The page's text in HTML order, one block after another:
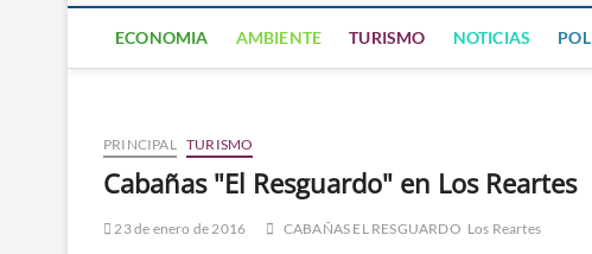
ECONOMIA AMBIENTE TURISMO NOTICIAS
PRINCIPAL TURISMO
Cabañas "El Resguardo" en Los Reartes
23 de enero de 2016 CABAÑAS EL RESGUARDO Los Reartes